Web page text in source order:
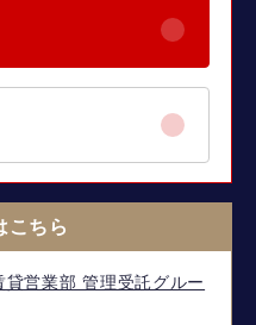
こちら
営業部 管理受託グルー